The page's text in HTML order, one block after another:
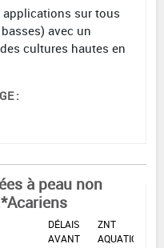
sur tous
avec un
cultures hautes en
:
à peau non
DÉLAIS
AVANT
ZNT
AQUATIQUE